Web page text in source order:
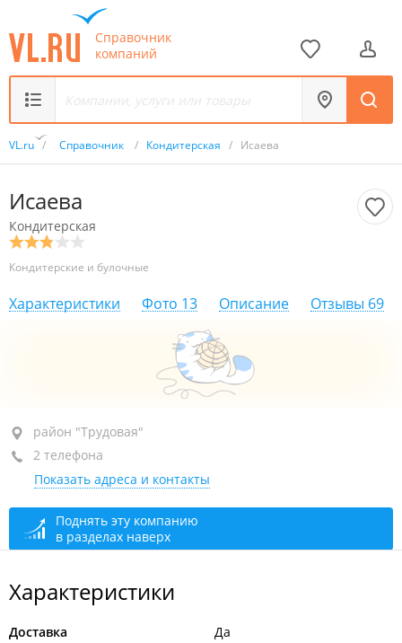
Справочник
компаний
VL.ru / Справочник / Кондитерская / Исаева
Исаева
Кондитерская
Кондитерские и булочные
Характеристики Фото 13 Описание Отзывы 69
район "Трудовая", ул. Слуцкого, 16А
+7 (423) 261-14-28
+7 902 481-50-19
открыто: 08:00–20:00, перерыв: 12:10–12:30
район "Трудовая"
2 телефона
Показать адреса и контакты
Поднять эту компанию
в разделах наверх
Характеристики
Доставка Да